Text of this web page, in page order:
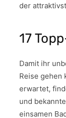
der
17
Damit ihr
Reise gehen
erwartet,
und
einsamen